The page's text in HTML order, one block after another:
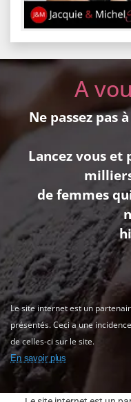
A
Ne passez pas
Lancez vous et
de femmes
Le site internet est un
présentés. Ceci a une
de celles-ci sur le site.
En savoir plus